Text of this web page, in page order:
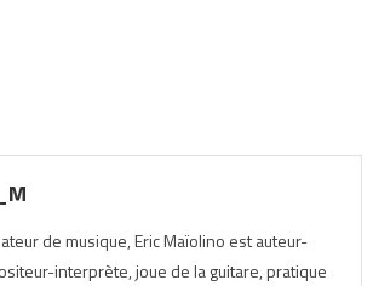
de musique, Eric Maïolino est auteur-
interprète, joue de la guitare, pratique